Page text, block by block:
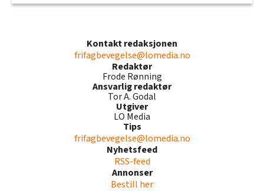
Kontakt redaksjonen
frifagbevegelse@lomedia.no
Redaktør
Frode Rønning
Ansvarlig redaktør
Tor A. Godal
Utgiver
LO Media
Tips
frifagbevegelse@lomedia.no
Nyhetsfeed
RSS-feed
Annonser
Bestill her